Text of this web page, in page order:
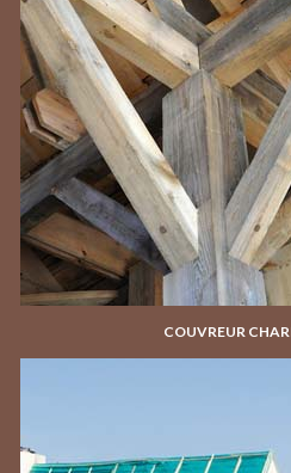
COUVREUR